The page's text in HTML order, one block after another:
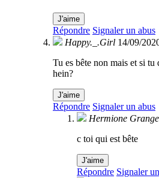
J'aime
Répondre Signaler un abus
Happy._.Girl 14/09/
Tu es bête non mais et si
hein?
J'aime
Répondre Signaler un abus
Hermione
c toi qui est bête
J'aime
Répondre Signaler